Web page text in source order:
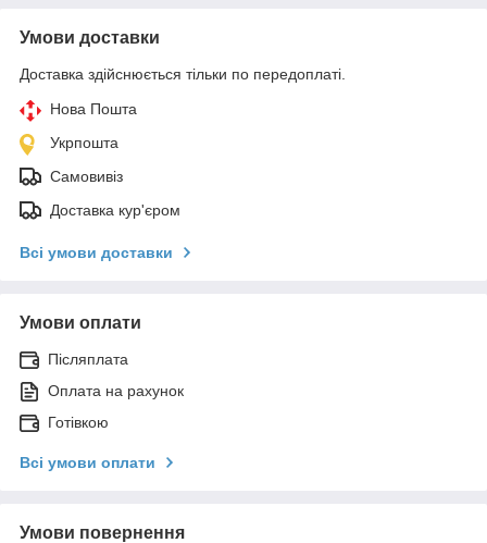
Умови доставки
Доставка здійснюється тільки по передоплаті.
Нова Пошта
Укрпошта
Самовивіз
Доставка кур'єром
Всі умови доставки
Умови оплати
Післяплата
Оплата на рахунок
Готівкою
Всі умови оплати
Умови повернення